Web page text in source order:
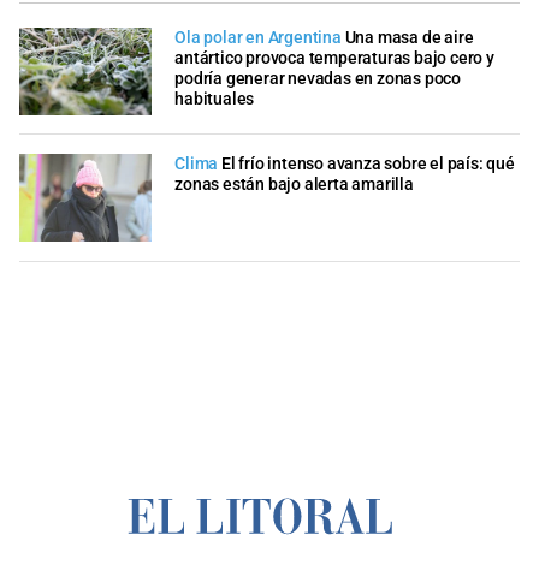
Ola polar en Argentina Una masa de aire
antártico provoca temperaturas bajo cero y
podría generar nevadas en zonas poco
habituales
Clima El frío intenso avanza sobre el país: qué
zonas están bajo alerta amarilla